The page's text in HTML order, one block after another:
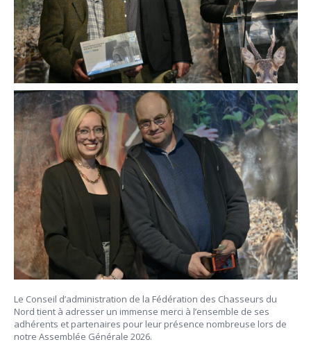
Le Conseil d’administration de la Fédération des Chasseurs du
Nord tient à adresser un immense merci à l’ensemble de ses
adhérents et partenaires pour leur présence nombreuse lors de
notre Assemblée Générale 2026.